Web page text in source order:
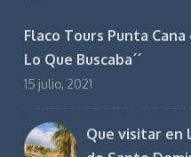
Flaco Tours Punta Cana
Lo Que Buscaba´´
15 julio, 2021
Que visitar en